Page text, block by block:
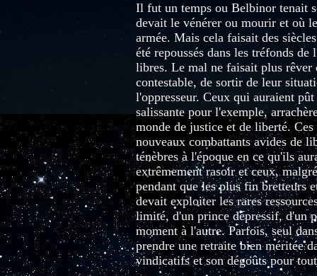
Il fut un temps ou Belbinor tenait
devait le vénérer ou mourir et où
armée. Mais cela faisait des
été repoussés dans les tréfonds
libres. Le mal ne faisait plus rêver
contestable, de sortir de leur
l'oppresseur. Ceux qui auraient
salissante pour l'exemple,
monde de justice et de liberté.
nouveaux combattants avides de
ténèbres à l'époque en ce qu'ils
extrêmement rasoir et ceux,
pendant que les plus fin bretteurs
devait exploiter les rares
limité, d'un prince dépressif, d'un
moment à l'autre. Parfois, seul
prendre une retraite bien méritée
vindicatifs et son dégoûts pour